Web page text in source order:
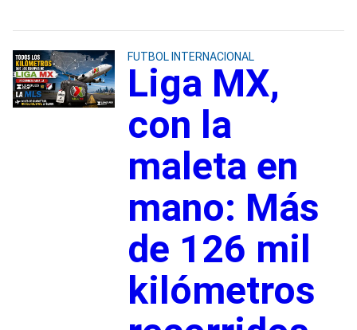
FUTBOL INTERNACIONAL
Liga MX,
con la
maleta en
mano: Más
de 126 mil
kilómetros